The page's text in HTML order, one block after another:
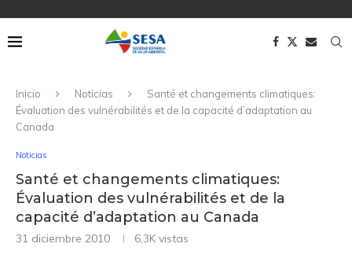
Inicio Noticias
Santé et changements climatiques:
Évaluation des vulnérabilités et de la capacité d’adaptation au
Canada
Noticias
Santé et changements climatiques:
Évaluation des vulnérabilités et de la
capacité d’adaptation au Canada
31 diciembre 2010 6,3K vistas